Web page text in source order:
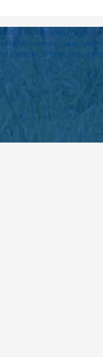
© 2026 Prim'Holstein France -
42 Le Montsoreau - Saint
tel 33 (0)2 41 37 66 66 -